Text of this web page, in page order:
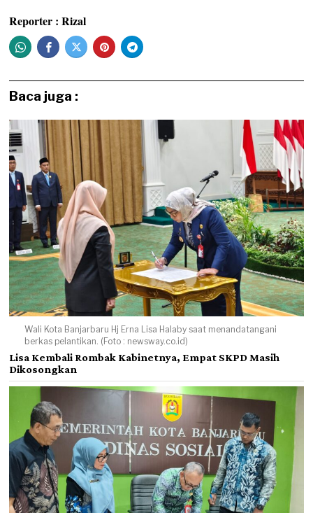
Reporter : Rizal
Baca juga :
Wali Kota Banjarbaru Hj Erna Lisa Halaby saat menandatangani
berkas pelantikan. (Foto : newsway.co.id)
Lisa Kembali Rombak Kabinetnya, Empat SKPD Masih
Dikosongkan